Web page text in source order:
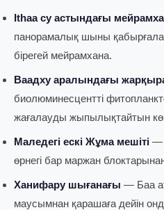
Ithaa су астындағы
панорамалық шыны
бірегей мейрамхана.
Ваадху аралындағы
биолюминесцентті
жағалауды жыпылықтайтын
Маледегі ескі Жұма мешіті —
өрнегі бар маржан
Ханифару шығанағы — Баа
маусымнан қарашаға дейін